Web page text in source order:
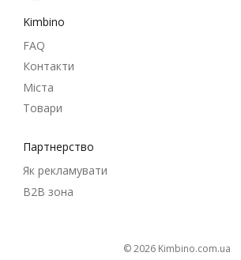
Kimbino
FAQ
Контакти
Міста
Товари
Партнерство
Як рекламувати
B2B зона
© 2026 kimbino.com.ua